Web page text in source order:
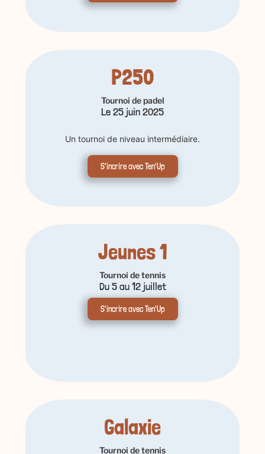
P250
Tournoi de padel
Le 25 juin 2025
Un tournoi de niveau intermédiaire.
S'incrire avec Ten'Up
Jeunes 1
Tournoi de tennis
Du 5 au 12 juillet
S'incrire avec Ten'Up
Galaxie
Tournoi de tennis